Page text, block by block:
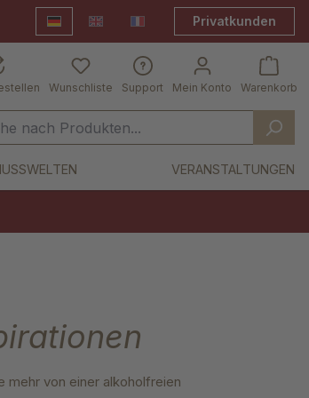
Deutsch Frankreich Shop
Privatkunden
Mein Konto
Wunschliste Support Warenkorb
VERANSTALTUNGEN
mehr von einer alkoholfreien